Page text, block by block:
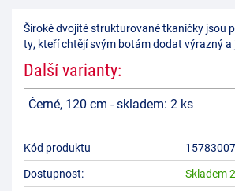
Široké dvojité strukturované tkaničky jsou
ty, kteří chtějí svým botám dodat výrazný a
Další varianty:
Kód produktu
Dostupnost:
Skladem 2